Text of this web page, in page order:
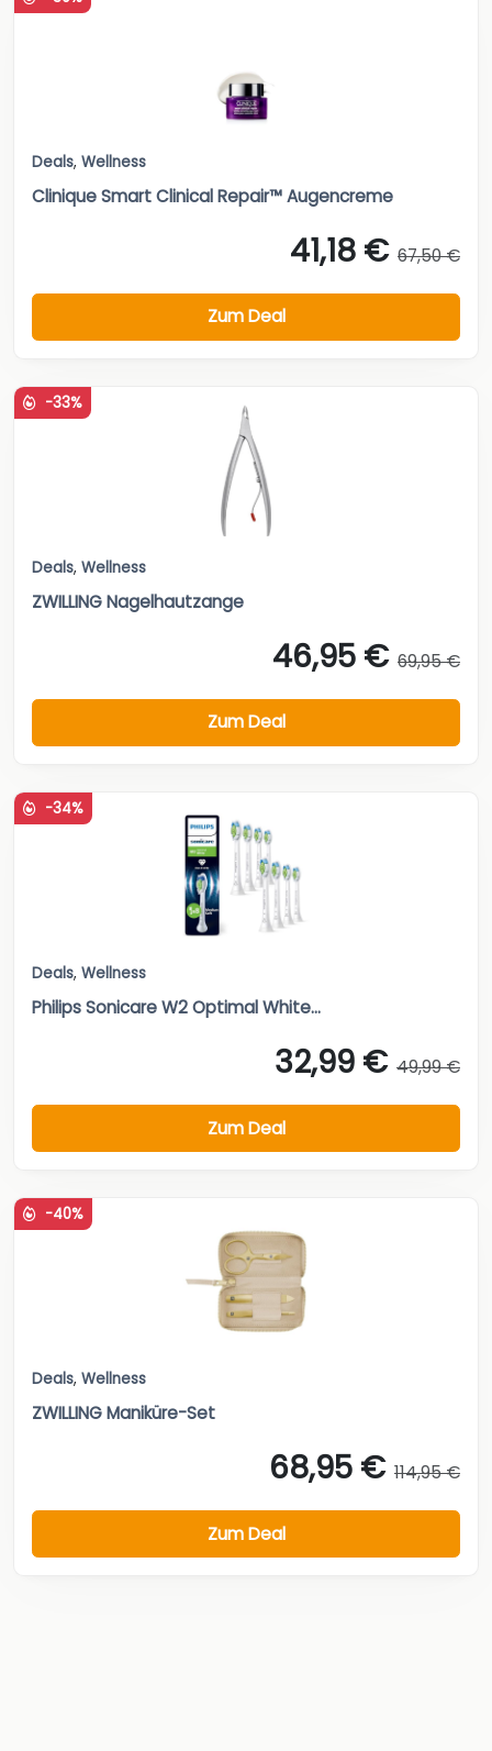
Deals, Wellness
Clinique Smart Clinical Repair™ Augencreme
41,18 € 67,50 €
Zum Deal
-33%
Deals, Wellness
ZWILLING Nagelhautzange
46,95 € 69,95 €
Zum Deal
-34%
Deals, Wellness
Philips Sonicare W2 Optimal White...
32,99 € 49,99 €
Zum Deal
-40%
Deals, Wellness
ZWILLING Maniküre-Set
68,95 € 114,95 €
Zum Deal